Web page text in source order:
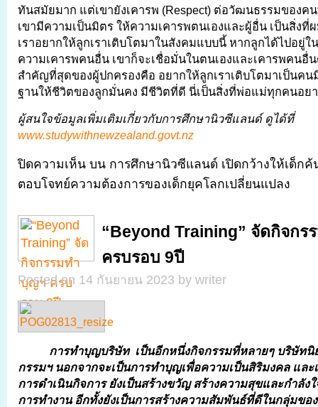
ทันสมัยมาก แต่เขายังเคารพ (Respect) ต่อวัฒนธรรมของค
เขามีความเป็นมิตร ให้ความเคารพตนเองและผู้อื่น เป็นสิ่งที่
เราอยากให้ลูกเราเติบโตมาในสังคมแบบนี้ หากลูกได้ไปอยู่ใ
ความเคารพคนอื่น เขาก็จะเชื่อมั่นในตนเองและเคารพคนอื่
สำคัญที่สุดของผู้ปกครองคือ อยากให้ลูกเราเติบโตมาเป็นค
ฐานให้ชีวิตของลูกมั่นคง มีชีวิตที่ดี นี่เป็นสิ่งที่พ่อแม่ทุกคนอย
ผู้สนใจข้อมูลเพิ่มเติมเกี่ยวกับการศึกษานิวซีแลนด์ ดูได้ที่
www.studywithnewzealand.govt.nz
ปิดความเห็น บน การศึกษานิวซีแลนด์ เปิดกว้างให้เด็ก
ตอบโจทย์ความต้องการของเด็กยุคโลกเปลี่ยนแปลง
“Beyond Training” จัดกิจกร
ครบรอบ 9ปี
Posted on 14 กันยายน 2023 by writer
การทำบุญบริษัท เป็นอีกหนึ่งกิจกรรมที่หลายๆ บริษัทนิย
กรรมฯ นอกจากจะเป็นการทำบุญเพื่อความเป็นสิริมงคล แล
การดำเนินกิจการ ยังเป็นสร้างขวัญ สร้างความสุขและกำลัง
การทำงาน อีกทั้งยังเป็นการสร้างความสัมพันธ์ที่ดีในกลุ่มขอ